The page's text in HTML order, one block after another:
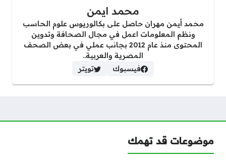
محمد ايمن
محمد أيمن مهران حاصل على بكالوريوس علوم الحاسب
ونظم المعلومات اعمل في مجال الصحافة وتدوين
المحتوى منذ عام 2012 بجانب عملي في بعض الصحف
المصرية والعربية..
فيسبوك
تويتر
موضوعات قد تهمك